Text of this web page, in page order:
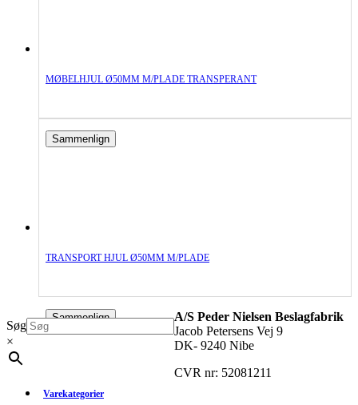
MØBELHJUL Ø50MM M/PLADE TRANSPERANT
Sammenlign
TRANSPORT HJUL Ø50MM M/PLADE
Sammenlign
Søg
×
Varekategorier
A/S Peder Nielsen Beslagfabrik
Jacob Petersens Vej 9
DK- 9240 Nibe
CVR nr: 52081211